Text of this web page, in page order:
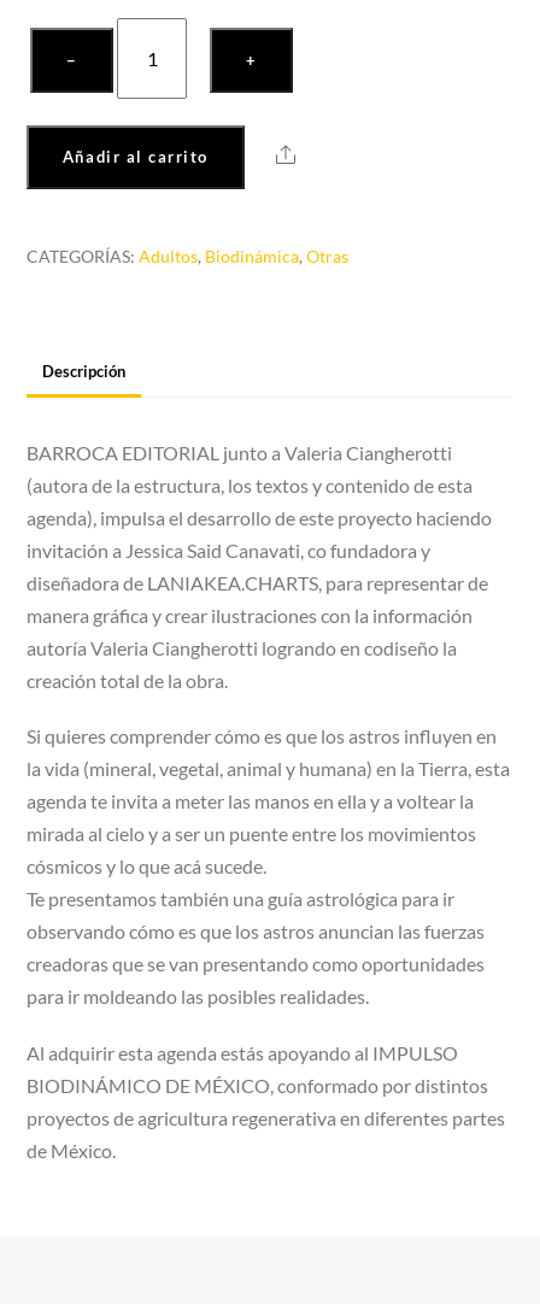
−
Astrodinámica
2024
cantidad
+
Añadir al carrito Share
CATEGORÍAS:Adultos, Biodinámica,Otras
Descripción
BARROCA EDITORIAL junto a Valeria Ciangherotti
(autora de la estructura, los textos y contenido de esta
agenda), impulsa el desarrollo de este proyecto haciendo
invitación a Jessica Said Canavati, co fundadora y
diseñadora de LANIAKEA.CHARTS, para representar de
manera gráfica y crear ilustraciones con la información
autoría Valeria Ciangherotti logrando en codiseño la
creación total de la obra.
Si quieres comprender cómo es que los astros influyen en
la vida (mineral, vegetal, animal y humana) en la Tierra, esta
agenda te invita a meter las manos en ella y a voltear la
mirada al cielo y a ser un puente entre los movimientos
cósmicos y lo que acá sucede.
Te presentamos también una guía astrológica para ir
observando cómo es que los astros anuncian las fuerzas
creadoras que se van presentando como oportunidades
para ir moldeando las posibles realidades.
Al adquirir esta agenda estás apoyando al IMPULSO
BIODINÁMICO DE MÉXICO, conformado por distintos
proyectos de agricultura regenerativa en diferentes partes
de México.